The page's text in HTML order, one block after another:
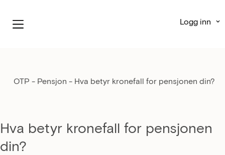
Logg inn
OTP - Pensjon - Hva betyr kronefall for pensjonen din?
Hva betyr kronefall for pensjonen
din?